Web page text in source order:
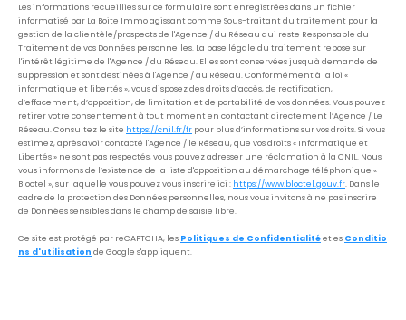
Les informations recueillies sur ce formulaire sont enregistrées dans un fichier
informatisé par La Boite Immo agissant comme Sous-traitant du traitement pour la
gestion de la clientèle/prospects de l'Agence / du Réseau qui reste Responsable du
Traitement de vos Données personnelles. La base légale du traitement repose sur
l'intérêt légitime de l'Agence / du Réseau. Elles sont conservées jusqu'à demande de
suppression et sont destinées à l'Agence / au Réseau. Conformément à la loi «
informatique et libertés », vous disposez des droits d’accès, de rectification,
d’effacement, d’opposition, de limitation et de portabilité de vos données. Vous pouvez
retirer votre consentement à tout moment en contactant directement l’Agence / Le
Réseau. Consultez le site https://cnil.fr/fr pour plus d’informations sur vos droits. Si vous
estimez, après avoir contacté l'Agence / le Réseau, que vos droits « Informatique et
Libertés » ne sont pas respectés, vous pouvez adresser une réclamation à la CNIL. Nous
vous informons de l’existence de la liste d'opposition au démarchage téléphonique «
Bloctel », sur laquelle vous pouvez vous inscrire ici : https://www.bloctel.gouv.fr. Dans le
cadre de la protection des Données personnelles, nous vous invitons à ne pas inscrire
de Données sensibles dans le champ de saisie libre.
Ce site est protégé par reCAPTCHA, les Politiques de Confidentialitéet es Conditio
ns d'utilisation de Google s'appliquent.